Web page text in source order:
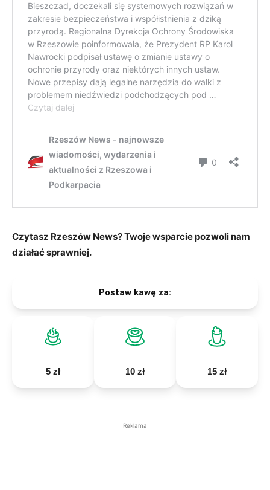
Czytasz Rzeszów News? Twoje wsparcie pozwoli nam
działać sprawniej.
Postaw kawę za:
5 zł 10 zł 15 zł
Reklama